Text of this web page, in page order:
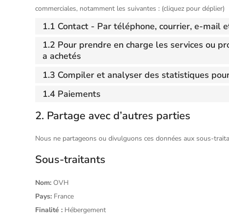
commerciales, notamment les suivantes : (cliquez pour déplier)
1.1 Contact - Par téléphone, courrier, e-mail
1.2 Pour prendre en charge les services ou
a achetés
1.3 Compiler et analyser des statistiques
1.4 Paiements
2. Partage avec d’autres parties
Nous ne partageons ou divulguons ces données aux sous-
Sous-traitants
Nom: OVH
Pays: France
Finalité : Hébergement